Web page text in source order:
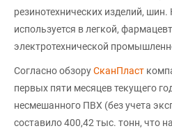
резинотехнических изделий, шин.
используется в легкой,
электротехнической
Согласно обзоруСканПласт
первых пяти месяцев текущего
несмешанного ПВХ (без учета
составило 400,42 тыс. тонн, что